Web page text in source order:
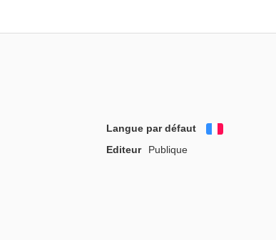
Langue par défaut
Français
Editeur
Publique